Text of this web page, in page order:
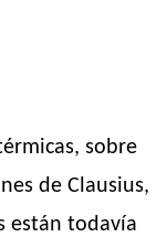
sobre
de Clausius,
están todavía